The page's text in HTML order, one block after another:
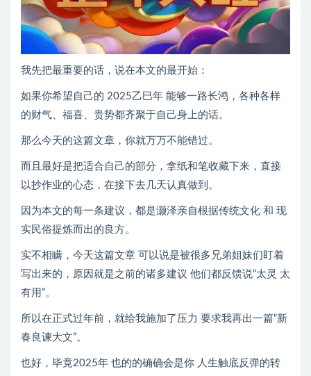
我先把最重要的话，说在本文的最开始：
如果你希望自己的 2025乙巳年 能够一路长鸿，各种各样
的财气、福喜、贵势都齐聚于自己身上的话。
那么今天的这篇文章，你就万万不能错过。
而且最好是把适合自己的部分，拿纸和笔收藏下来，直接
以抄作业的心态，在接下去几天认真做到。
因为本文的每一条建议，都是灏泽亲自根据传统文化 和 现
实民俗提炼而出的良方。
实不相瞒，今天这篇文章 可以说是被很多兄弟姐妹们盯着
写出来的，原因就是之前的诸多建议 他们都反馈说“太灵 太
有用”。
所以在正式过年前，就给我施加了压力 要求我再出一篇“新
春良谏大文”。
也好，毕竟2025年 也的的确确会是你 人生触底反弹的转